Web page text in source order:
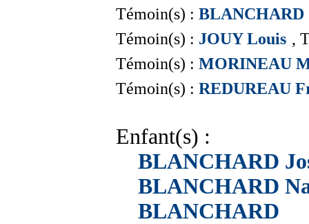
Témoin(s) : BLANCHARD
Témoin(s) : JOUY Louis ,
Témoin(s) : MORINEAU
Témoin(s) : REDUREAU
Enfant(s) :
BLANCHARD
BLANCHARD
BLANCHARD